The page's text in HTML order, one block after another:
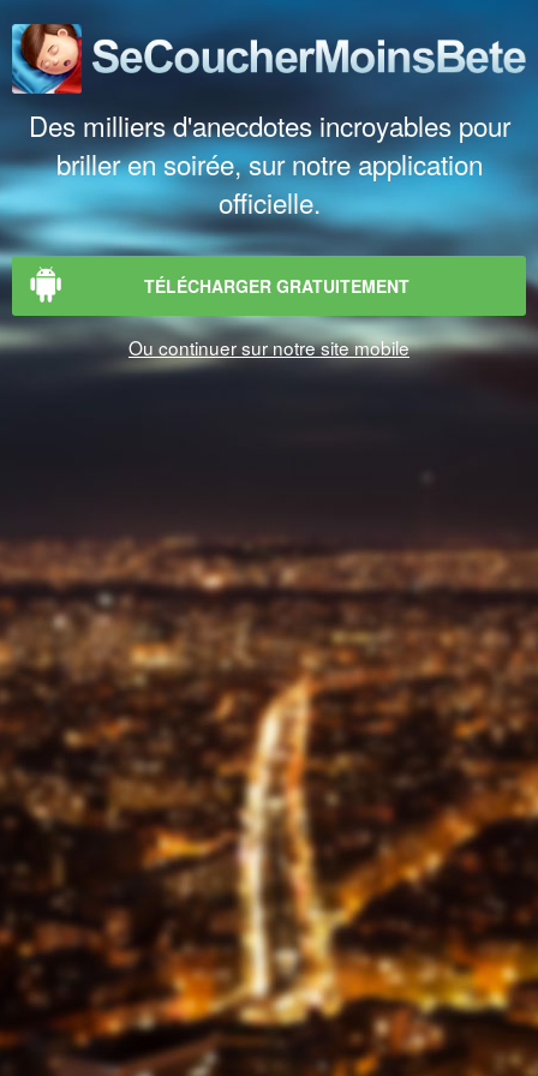
Des milliers d'anecdotes incroyables pour
briller en soirée, sur notre application
officielle.
TÉLÉCHARGER GRATUITEMENT
Ou continuer sur notre site mobile